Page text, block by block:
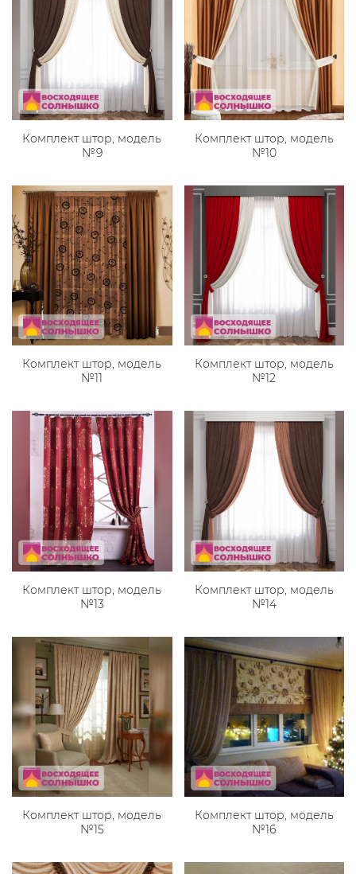
Комплект штор, модель
№9
Комплект штор, модель
№10
Комплект штор, модель
№11
Комплект штор, модель
№12
Комплект штор, модель
№13
Комплект штор, модель
№14
Комплект штор, модель
№15
Комплект штор, модель
№16